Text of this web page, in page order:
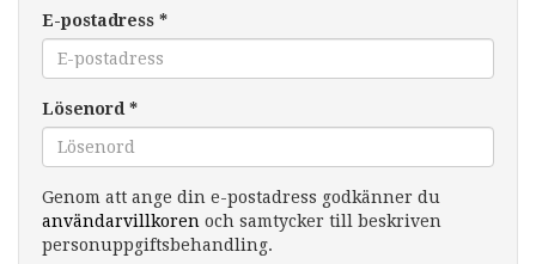
E-postadress *
Lösenord *
Genom att ange din e-postadress godkänner du
användarvillkoren och samtycker till beskriven
personuppgiftsbehandling.